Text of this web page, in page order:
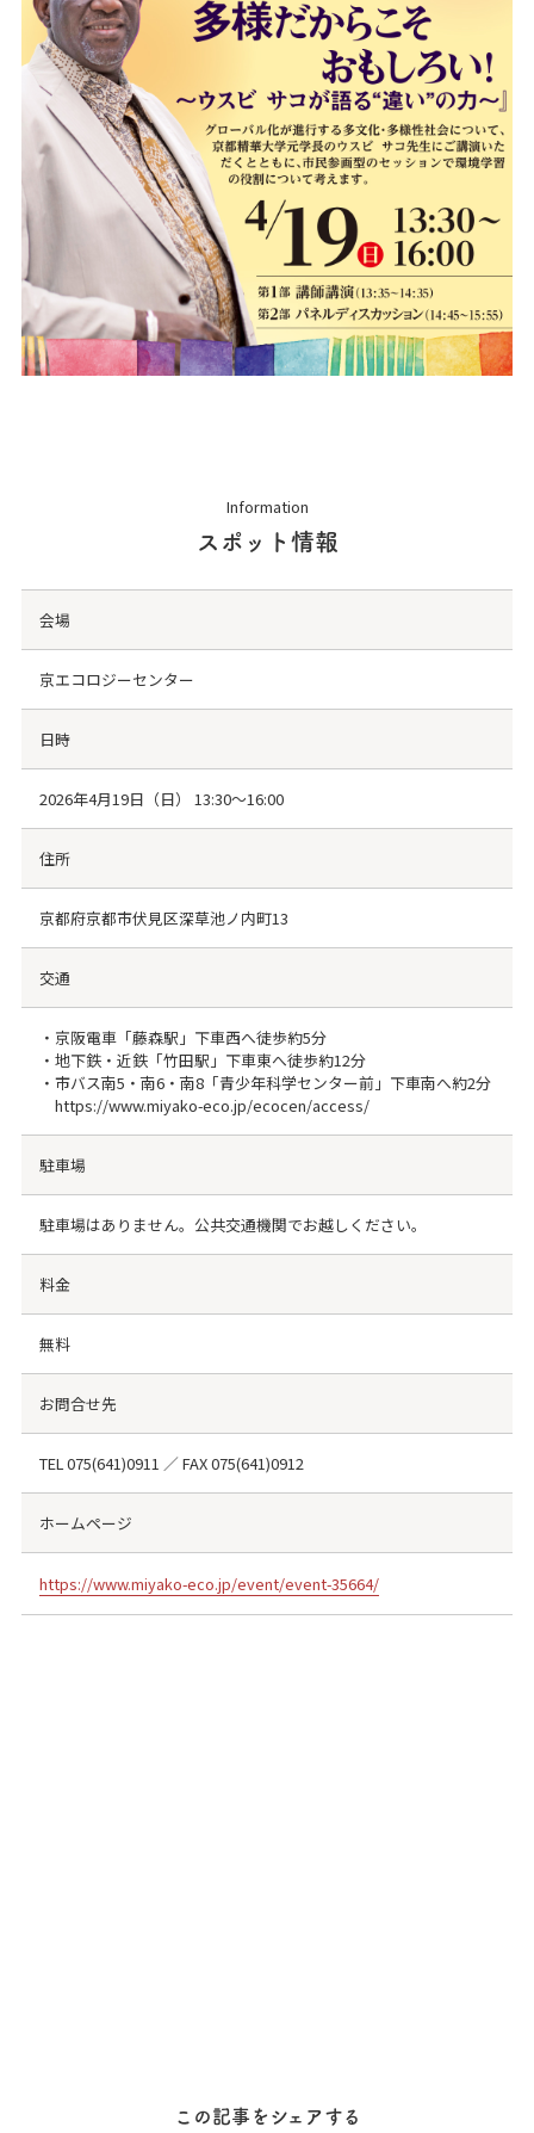
Information
スポット情報
会場
京エコロジーセンター
日時
2026年4月19日（日） 13:30～16:00
住所
京都府京都市伏見区深草池ノ内町13
交通
・京阪電車「藤森駅」下車西へ徒歩約5分
・地下鉄・近鉄「竹田駅」下車東へ徒歩約12分
・市バス南5・南6・南8「青少年科学センター前」下車南へ約2分
https://www.miyako-eco.jp/ecocen/access/
駐車場
駐車場はありません。公共交通機関でお越しください。
料金
無料
お問合せ先
TEL 075(641)0911 ／ FAX 075(641)0912
ホームページ
https://www.miyako-eco.jp/event/event-35664/
この記事をシェアする